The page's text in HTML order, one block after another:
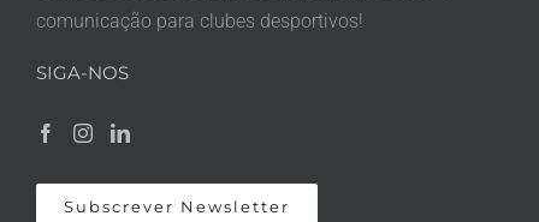
comunicação para clubes desportivos!
SIGA-NOS
Subscrever Newsletter